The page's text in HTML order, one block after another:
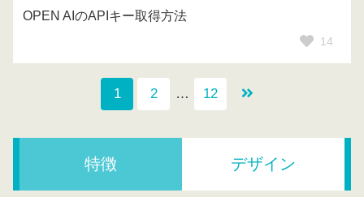
OPEN AIのAPIキー取得方法
14
1 2 … 12
特徴 デザイン